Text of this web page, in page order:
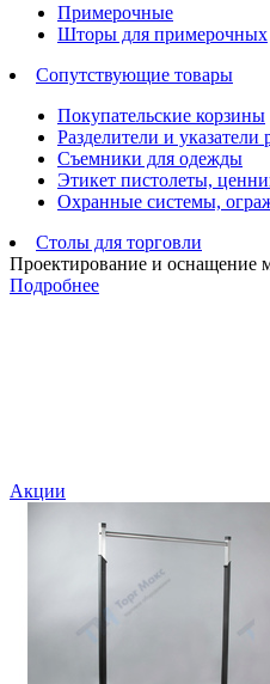
Примерочные
Шторы для примерочных
Сопутствующие товары
Покупательские корзины
Разделители и указатели
Съемники для одежды
Этикет пистолеты,
Охранные системы,
Столы для торговли
Проектирование и оснащение
Подробнее
Акции